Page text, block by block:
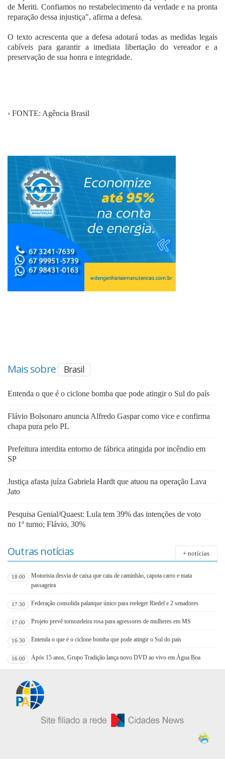
de Meriti. Confiamos no restabelecimento da verdade e na pronta
reparação dessa injustiça", afirma a defesa.
O texto acrescenta que a defesa adotará todas as medidas legais
cabíveis para garantir a imediata libertação do vereador e a
preservação de sua honra e integridade.
› FONTE: Agência Brasil
Mais sobre Brasil
Entenda o que é o ciclone bomba que pode atingir o Sul do país
Flávio Bolsonaro anuncia Alfredo Gaspar como vice e confirma
chapa pura pelo PL
Prefeitura interdita entorno de fábrica atingida por incêndio em
SP
Justiça afasta juíza Gabriela Hardt que atuou na operação Lava
Jato
Pesquisa Genial/Quaest: Lula tem 39% das intenções de voto
no 1º turno; Flávio, 30%
Outras notícias + notícias
18:00
Motorista desvia de caixa que caiu de caminhão, capota carro e mata
passageira
17:30 Federação consolida palanque único para reeleger Riedel e 2 senadores
17:00 Projeto prevê tornozeleira rosa para agressores de mulheres em MS
16:30 Entenda o que é o ciclone bomba que pode atingir o Sul do país
16:00 Após 15 anos, Grupo Tradição lança novo DVD ao vivo em Água Boa